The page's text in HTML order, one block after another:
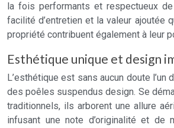
la fois performants et respectueux de
facilité d’entretien et la valeur ajoutée
propriété contribuent également à leur
Esthétique unique et design
L’esthétique est sans aucun doute l’un
des poêles suspendus design. Se
traditionnels, ils arborent une allure
infusant une note d’originalité et de